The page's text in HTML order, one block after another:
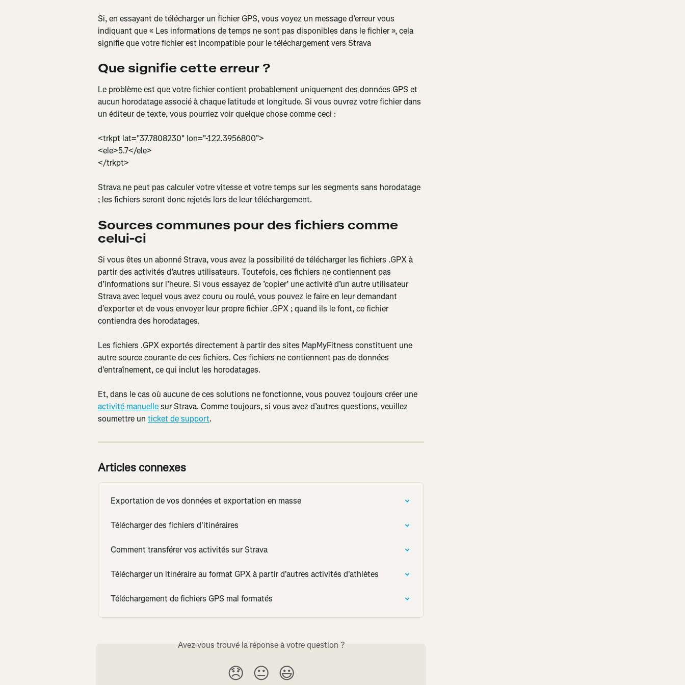
Si, en essayant de télécharger un fichier GPS, vous voyez un message d’erreur vous
indiquant que « Les informations de temps ne sont pas disponibles dans le fichier », cela
signifie que votre fichier est incompatible pour le téléchargement vers Strava
Que signifie cette erreur ?
Le problème est que votre fichier contient probablement uniquement des données GPS et
aucun horodatage associé à chaque latitude et longitude. Si vous ouvrez votre fichier dans
un éditeur de texte, vous pourriez voir quelque chose comme ceci :
<trkpt lat="37.7808230" lon="-122.3956800">
<ele>5.7</ele>
</trkpt>
Strava ne peut pas calculer votre vitesse et votre temps sur les segments sans horodatage
; les fichiers seront donc rejetés lors de leur téléchargement.
Sources communes pour des fichiers comme
celui-ci
Si vous êtes un abonné Strava, vous avez la possibilité de télécharger les fichiers .GPX à
partir des activités d’autres utilisateurs. Toutefois, ces fichiers ne contiennent pas
d’informations sur l’heure. Si vous essayez de ’copier’ une activité d’un autre utilisateur
Strava avec lequel vous avez couru ou roulé, vous pouvez le faire en leur demandant
d’exporter et de vous envoyer leur propre fichier .GPX ; quand ils le font, ce fichier
contiendra des horodatages.
Les fichiers .GPX exportés directement à partir des sites MapMyFitness constituent une
autre source courante de ces fichiers. Ces fichiers ne contiennent pas de données
d’entraînement, ce qui inclut les horodatages.
Et, dans le cas où aucune de ces solutions ne fonctionne, vous pouvez toujours créer une
activité manuelle sur Strava. Comme toujours, si vous avez d’autres questions, veuillez
soumettre un ticket de support.
Articles connexes
Exportation de vos données et exportation en masse
Télécharger des fichiers d'itinéraires
Comment transférer vos activités sur Strava
Télécharger un itinéraire au format GPX à partir d'autres activités d'athlètes
Téléchargement de fichiers GPS mal formatés
Avez-vous trouvé la réponse à votre question ?
😞 😐 😃